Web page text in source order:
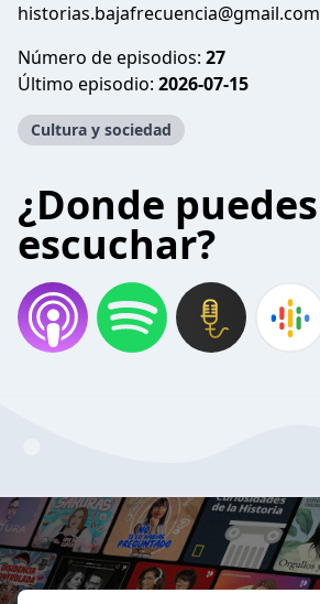
historias.bajafrecuencia@gmail.com
Número de episodios: 27
Último episodio: 2026-07-15
Cultura y sociedad
¿Donde puedes
escuchar?